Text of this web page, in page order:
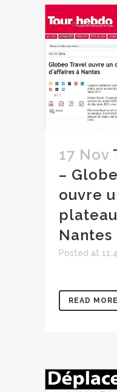
17 Nov
–
ouvre
Nantes
Posted at
READ MORE